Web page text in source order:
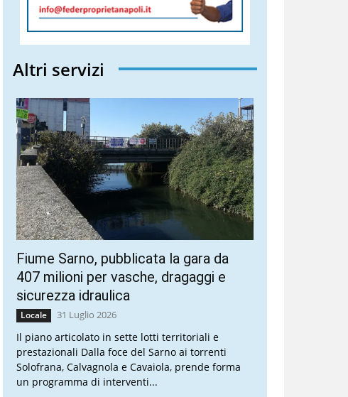
Altri servizi
Fiume Sarno, pubblicata la gara da
407 milioni per vasche, dragaggi e
sicurezza idraulica
Locale 31 Luglio 2026
Il piano articolato in sette lotti territoriali e
prestazionali Dalla foce del Sarno ai torrenti
Solofrana, Calvagnola e Cavaiola, prende forma
un programma di interventi...